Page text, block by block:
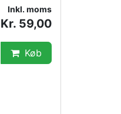
Inkl. moms
Kr. 59,00
Køb